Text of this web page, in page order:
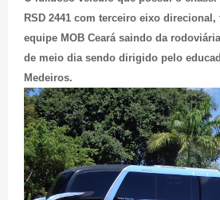
RSD 2441 com terceiro eixo
equipe MOB Ceará saindo da
de meio dia sendo dirigido pelo
Medeiros.